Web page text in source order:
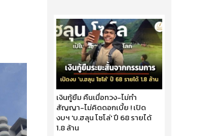
เงินกู้ยืม คืนเมื่อทวง-ไม่ทำ
สัญญา-ไม่คิดดอกเบี้ย ! เปิด
งบฯ 'บ.ฮลุน โซโล่' ปี 68 รายได้
1.8 ล้าน